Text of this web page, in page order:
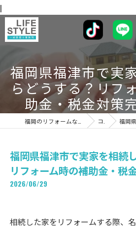
|
福岡県福津市で実
らどうする？リフ
助金・税金対策
コラム 福岡県福津市で
福岡県福津市で実家を相続
リフォーム時の補助金・税
2026/06/29
相続した家をリフォームする際、